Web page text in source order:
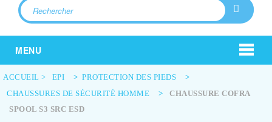
MENU
ACCUEIL > EPI > PROTECTION DES PIEDS
>
CHAUSSURES DE SÉCURITÉ HOMME
>
CHAUSSURE COFRA
SPOOL S3 SRC ESD